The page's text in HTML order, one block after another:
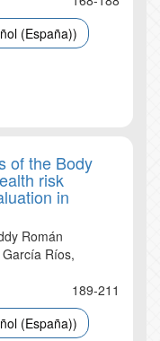
(España))
of the Body
risk
in
Román
Ríos,
189-211
(España))